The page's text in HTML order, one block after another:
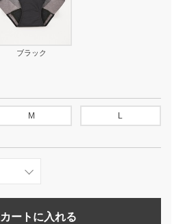
ブラック
M L
カートに入れる